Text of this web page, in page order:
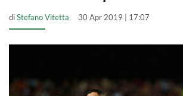
diStefano Vitetta 30 Apr 2019 | 17:07